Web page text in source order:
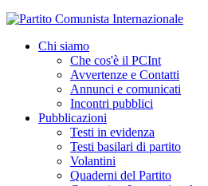
Chi siamo
Che cos'è il PCInt
Avvertenze e Contatti
Annunci e comunicati
Incontri pubblici
Pubblicazioni
Testi in evidenza
Testi basilari di partito
Volantini
Quaderni del Partito